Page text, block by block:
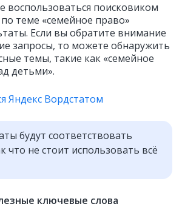
воспользоваться поисковиком
теме «семейное право»
Если вы обратите внимание
запросы, то можете обнаружить
темы, такие как «семейное
детьми».
Яндекс Вордстатом
будут соответствовать
что не стоит использовать всё
ключевые слова